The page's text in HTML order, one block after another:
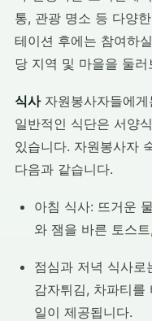
통, 관광 명소 등 다양
테이션 후에는 참여하
당 지역 및 마을을 둘
식사자원봉사자들에게
일반적인 식단은 서양
있습니다. 자원봉사자
다음과 같습니다.
아침 식사: 뜨거운
와 잼을 바른 토스
점심과 저녁 식사로
감자튀김, 차파티
일이 제공됩니다.